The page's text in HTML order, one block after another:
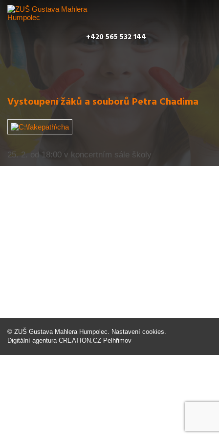
+420 565 532 144
Vystoupení žáků a souborů Petra Chadima
25. 2. od 18:00 v koncertním sále školy
© ZUŠ Gustava Mahlera Humpolec. Nastavení cookies.
Digitální agentura CREATION.CZ Pelhřimov